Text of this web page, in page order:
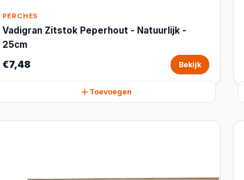
PERCHES
Vadigran Zitstok Peperhout - Natuurlijk -
25cm
€7,48 Bekijk
Toevoegen